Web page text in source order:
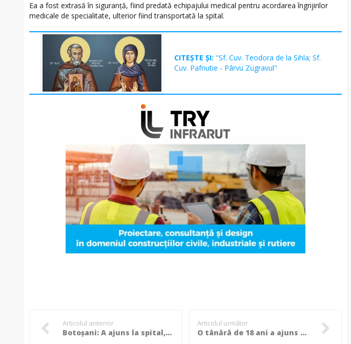
Ea a fost extrasă în siguranță, fiind predată echipajului medical pentru acordarea îngrijirilor
medicale de specialitate, ulterior fiind transportată la spital.
CITEȘTE ȘI: "Sf. Cuv. Teodora de la Sihla; Sf.
Cuv. Pafnutie - Pârvu Zugravul"
Articolul anterior
Botoșani: A ajuns la spital, după ce a lovit cu mașina un cap de pod și a rupt un stâlp electric! (Foto)
Articolul următor
O tânără de 18 ani a ajuns la spital, după ce mașina pe care o conducea a lovit gardul stadionului municipal Dorohoi!